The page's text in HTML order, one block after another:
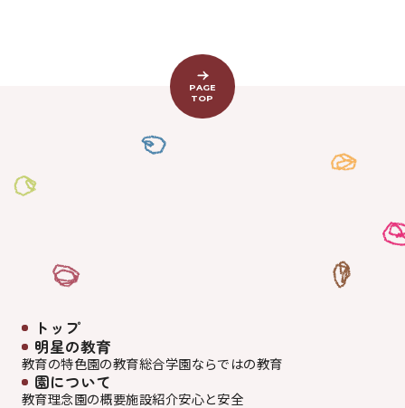
PAGE
TOP
トップ
明星の教育
教育の特色園の教育総合学園ならではの教育
園について
教育理念園の概要施設紹介安心と安全